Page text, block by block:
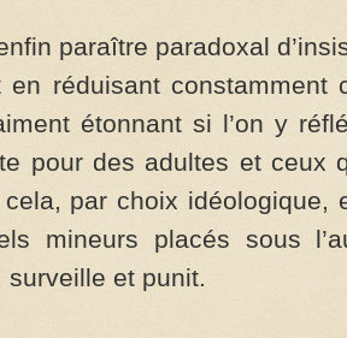
paraître paradoxal
en réduisant
étonnant si l’on y
pour des adultes et ceux
par choix idéologique,
mineurs placés sous
surveille et punit.